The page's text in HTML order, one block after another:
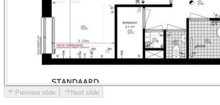
Previous slide Next slide